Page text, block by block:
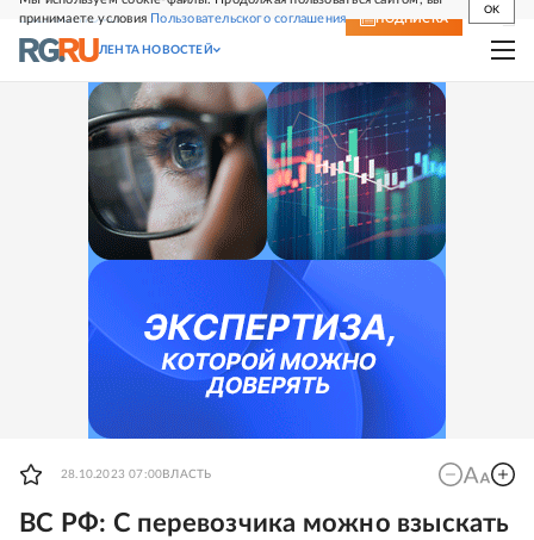
принимаете условия Пользовательского соглашения
OK
СВЕЖИЙ НОМЕР ПОДПИСКА
ЛЕНТА НОВОСТЕЙ
28.10.2023 07:00 ВЛАСТЬ
ВС РФ: С перевозчика можно взыскать